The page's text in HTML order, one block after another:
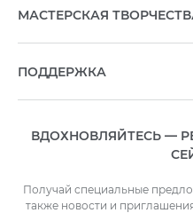
МАСТЕРСКАЯ
ПОДДЕРЖКА
ВДОХНОВЛЯЙТЕСЬ —
Получай специальные
также новости и